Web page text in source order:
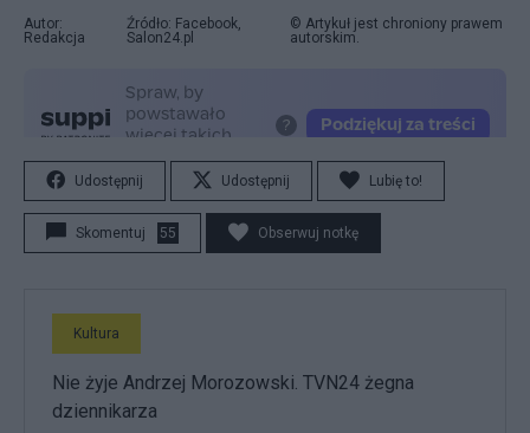
Autor:
Redakcja
Źródło: Facebook,
Salon24.pl
© Artykuł jest chroniony prawem
autorskim.
Udostępnij Udostępnij Lubię to!
Skomentuj 55 Obserwuj notkę
Kultura
Nie żyje Andrzej Morozowski. TVN24 żegna
dziennikarza